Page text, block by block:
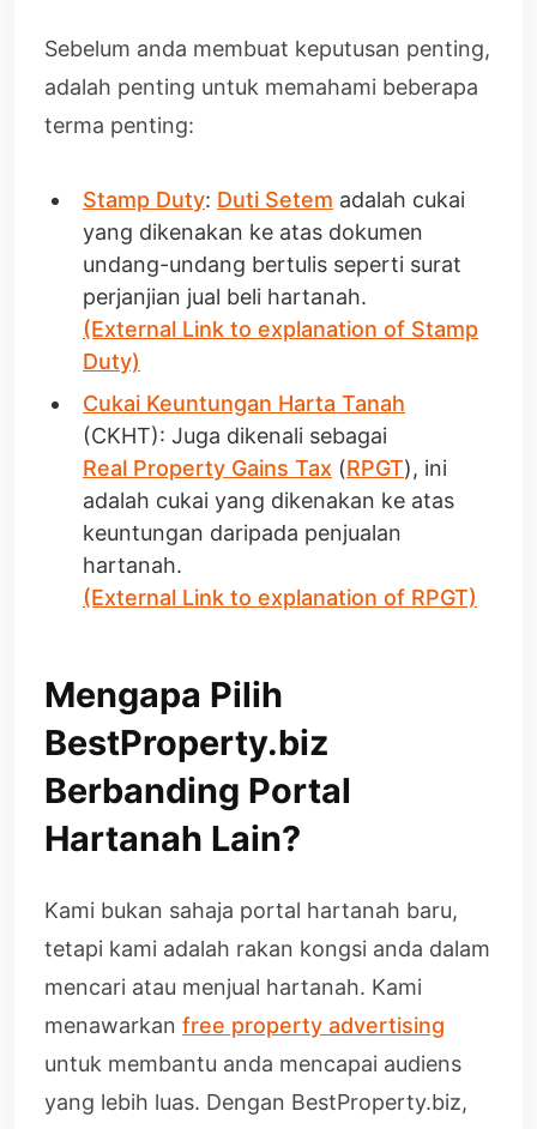
Sebelum anda membuat keputusan penting,
adalah penting untuk memahami beberapa
terma penting:
Stamp Duty: Duti Setem adalah cukai
yang dikenakan ke atas dokumen
undang-undang bertulis seperti surat
perjanjian jual beli hartanah.
(External Link to explanation of Stamp
Duty)
Cukai Keuntungan Harta Tanah
(CKHT): Juga dikenali sebagai
Real Property Gains Tax (RPGT), ini
adalah cukai yang dikenakan ke atas
keuntungan daripada penjualan
hartanah.
(External Link to explanation of RPGT)
Mengapa Pilih
BestProperty.biz
Berbanding Portal
Hartanah Lain?
Kami bukan sahaja portal hartanah baru,
tetapi kami adalah rakan kongsi anda dalam
mencari atau menjual hartanah. Kami
menawarkan free property advertising
untuk membantu anda mencapai audiens
yang lebih luas. Dengan BestProperty.biz,